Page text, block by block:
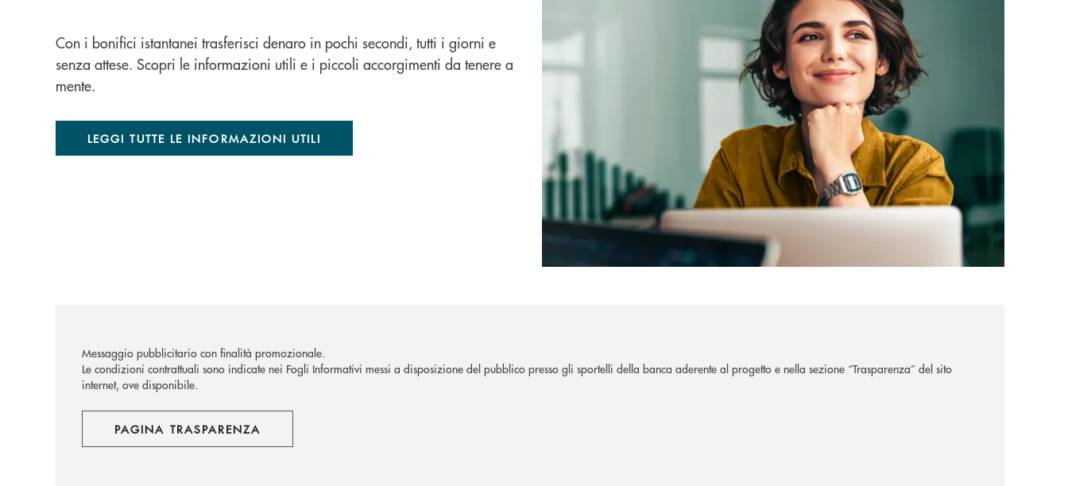
Con i bonifici istantanei trasferisci denaro in pochi secondi, tutti i giorni e
senza attese. Scopri le informazioni utili e i piccoli accorgimenti da tenere a
mente.
LEGGI TUTTE LE INFORMAZIONI UTILI
Messaggio pubblicitario con finalità promozionale.
Le condizioni contrattuali sono indicate nei Fogli Informativi messi a disposizione del pubblico presso gli sportelli della banca aderente al progetto e nella sezione “Trasparenza” del sito
internet, ove disponibile.
PAGINA TRASPARENZA